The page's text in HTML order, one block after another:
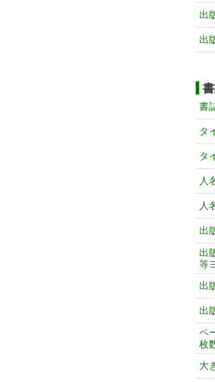
出
出
書
タ
タ
人
人
出
出
等
出
出
ペ
枚
大